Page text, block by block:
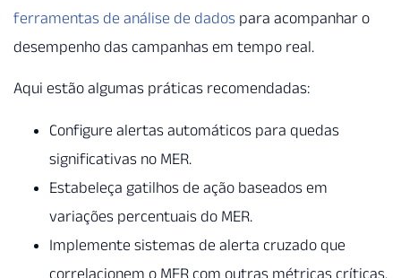
ferramentas de análise de dados para acompanhar o
desempenho das campanhas em tempo real.
Aqui estão algumas práticas recomendadas:
Configure alertas automáticos para quedas
significativas no MER.
Estabeleça gatilhos de ação baseados em
variações percentuais do MER.
Implemente sistemas de alerta cruzado que
correlacionem o MER com outras métricas críticas.